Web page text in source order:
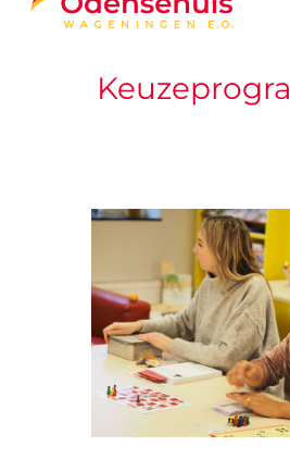
WELKOM
VRIJWILLIGERS & STAGIAIRES